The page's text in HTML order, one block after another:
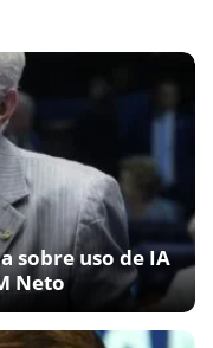
sobre uso de IA
Neto